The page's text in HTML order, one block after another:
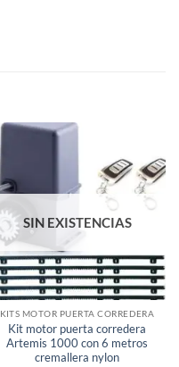
SIN EXISTENCIAS
KITS MOTOR PUERTA CORREDERA
Kit motor puerta corredera
Artemis 1000 con 6 metros
cremallera nylon